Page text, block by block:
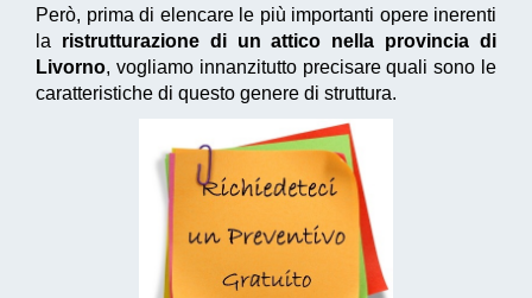
Però, prima di elencare le più importanti opere inerenti
la ristrutturazione di un attico nella provincia di
Livorno, vogliamo innanzitutto precisare quali sono le
caratteristiche di questo genere di struttura.